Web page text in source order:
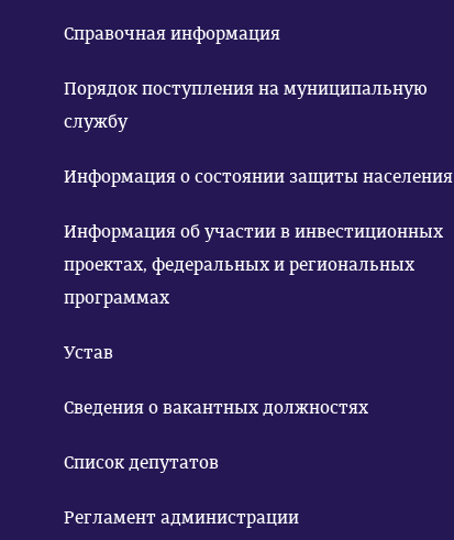
Справочная информация
Порядок поступления на муниципальную
службу
Информация о состоянии защиты населения
Информация об участии в инвестиционных
проектах, федеральных и региональных
программах
Устав
Сведения о вакантных должностях
Список депутатов
Регламент администрации